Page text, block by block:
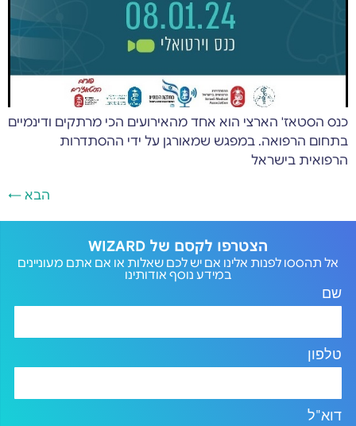
כנס הסטאז' הארצי הוא אחד מהאירועים הכי מרתקים ודינמיים
בתחום הרפואה. במפגש שמאורגן על ידי ההסתדרות
הרפואית בישראל
הבא ←
הצטרפו לקסם של WIZARD
אל תהססו לפנות אלינו אם יש לכם שאלות או אם אתם מעוניינים
במידע נוסף אודותינו
שם
טלפון
דוא"ל